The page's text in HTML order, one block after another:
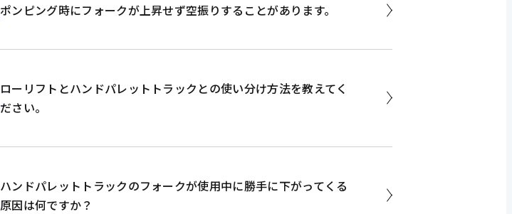
ポンピング時にフォークが上昇せず空振りすることがあります。
ローリフトとハンドパレットトラックとの使い分け方法を教えてく
ださい。
ハンドパレットトラックのフォークが使用中に勝手に下がってくる
原因は何ですか？